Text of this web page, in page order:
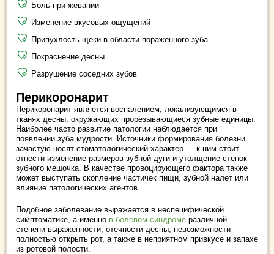
Боль при жевании
Изменение вкусовых ощущений
Припухлость щеки в области пораженного зуба
Покраснение десны
Разрушение соседних зубов
Перикоронарит
Перикоронарит является воспалением, локализующимся в
тканях десны, окружающих прорезывающиеся зубные единицы.
Наиболее часто развитие патологии наблюдается при
появлении зуба мудрости. Источники формирования болезни
зачастую носят стоматологический характер — к ним стоит
отнести изменение размеров зубной дуги и утолщение стенок
зубного мешочка. В качестве провоцирующего фактора также
может выступать скопление частичек пищи, зубной налет или
влияние патологических агентов.
Подобное заболевание выражается в неспецифической
симптоматике, а именно в болевом синдроме различной
степени выраженности, отечности десны, невозможности
полностью открыть рот, а также в неприятном привкусе и запахе
из ротовой полости.